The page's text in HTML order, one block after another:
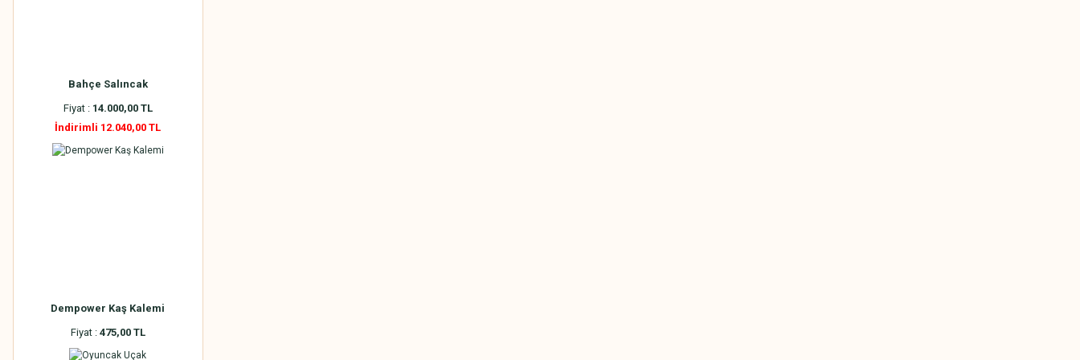
Bahçe Salıncak
Fiyat : 14.000,00 TL
İndirimli 12.040,00 TL
Dempower Kaş Kalemi
Fiyat : 475,00 TL